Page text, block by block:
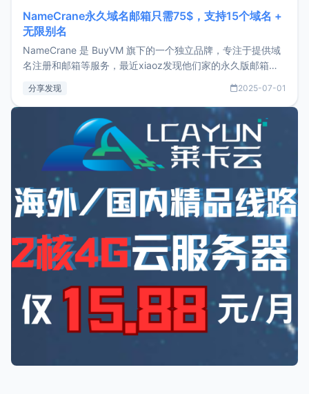
NameCrane永久域名邮箱只需75$，支持15个域名 +
无限别名
NameCrane 是 BuyVM 旗下的一个独立品牌，专注于提供域
名注册和邮箱等服务，最近xiaoz发现他们家的永久版邮箱服
又实惠的域名邮箱，不妨尝试一下 NameCrane。注册
NameCraneNameCrane不支持直接注册，必须要购买
分享发现 2025-07-01